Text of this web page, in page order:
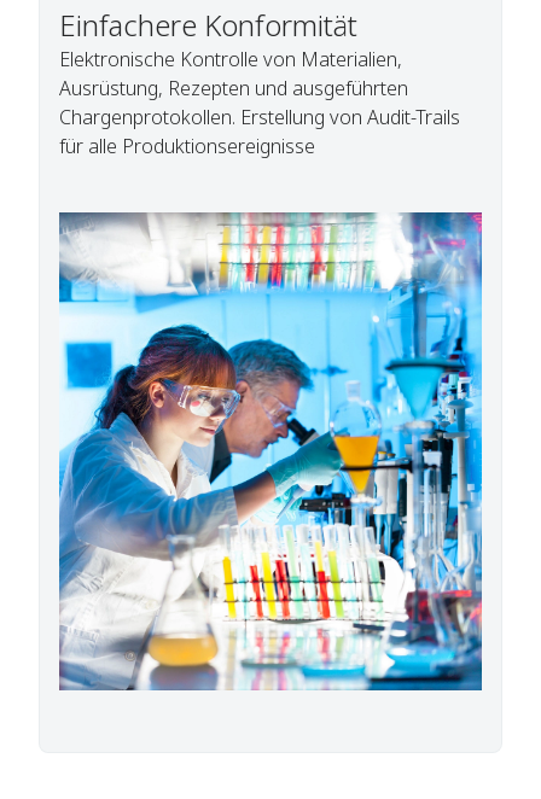
Einfachere Konformität
Elektronische Kontrolle von Materialien,
Ausrüstung, Rezepten und ausgeführten
Chargenprotokollen. Erstellung von Audit-Trails
für alle Produktionsereignisse